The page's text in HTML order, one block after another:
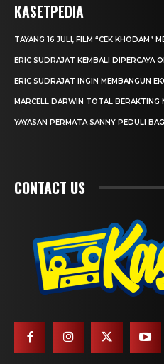
KASETPEDIA
TAYANG 16 JULI, FILM “CEK KHODAM”
ERIC SUDRAJAT KEMBALI DIPERCAYA
ERIC SUDRAJAT INGIN MEMBANGUN
MARCELL DARWIN TOTAL BERAKTING
YAYASAN PERMATA SANNY PEDULI
CONTACT US